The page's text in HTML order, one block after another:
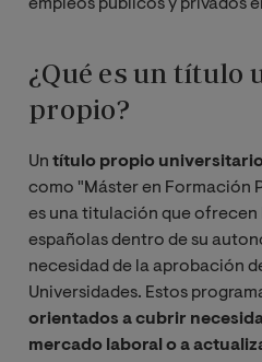
empleos públicos y privados
¿Qué es un título
propio?
Un título propio
como "Máster en Formación
es una titulación que ofrecen
españolas dentro de su
necesidad de la aprobación
Universidades. Estos
orientados a cubrir
mercado laboral o a